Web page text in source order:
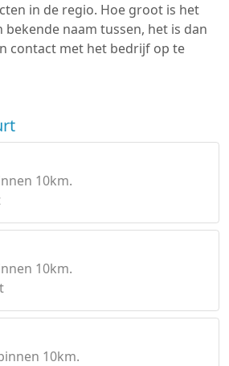
in de regio. Hoe groot is het
bekende naam tussen, het is dan
contact met het bedrijf op te
10km.
10km.
10km.